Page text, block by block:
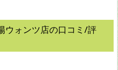
ウォンツ店の口コミ/評